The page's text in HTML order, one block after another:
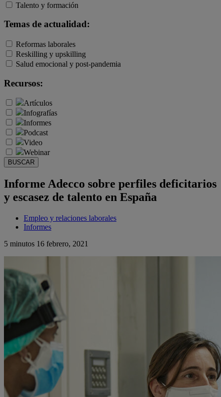
Talento y formación
Temas de actualidad:
Reformas laborales
Reskilling y upskilling
Salud emocional y post-pandemia
Recursos:
Artículos
Infografías
Informes
Podcast
Video
Webinar
BUSCAR
Informe Adecco sobre perfiles deficitarios
y escasez de talento en España
Empleo y relaciones laborales
Informes
5 minutos 16 febrero, 2021